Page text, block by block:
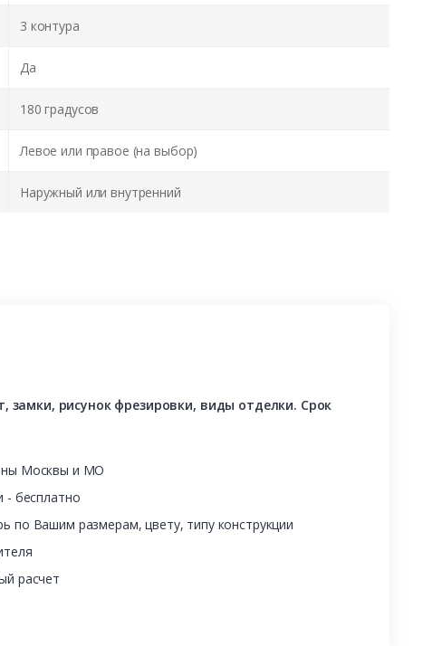
3 контура
Да
180 градусов
Левое или правое (на выбор)
Наружный или внутренний
рисунок фрезировки, виды отделки. Срок
Москвы и МО
- бесплатно
по Вашим размерам, цвету, типу конструкции
расчет